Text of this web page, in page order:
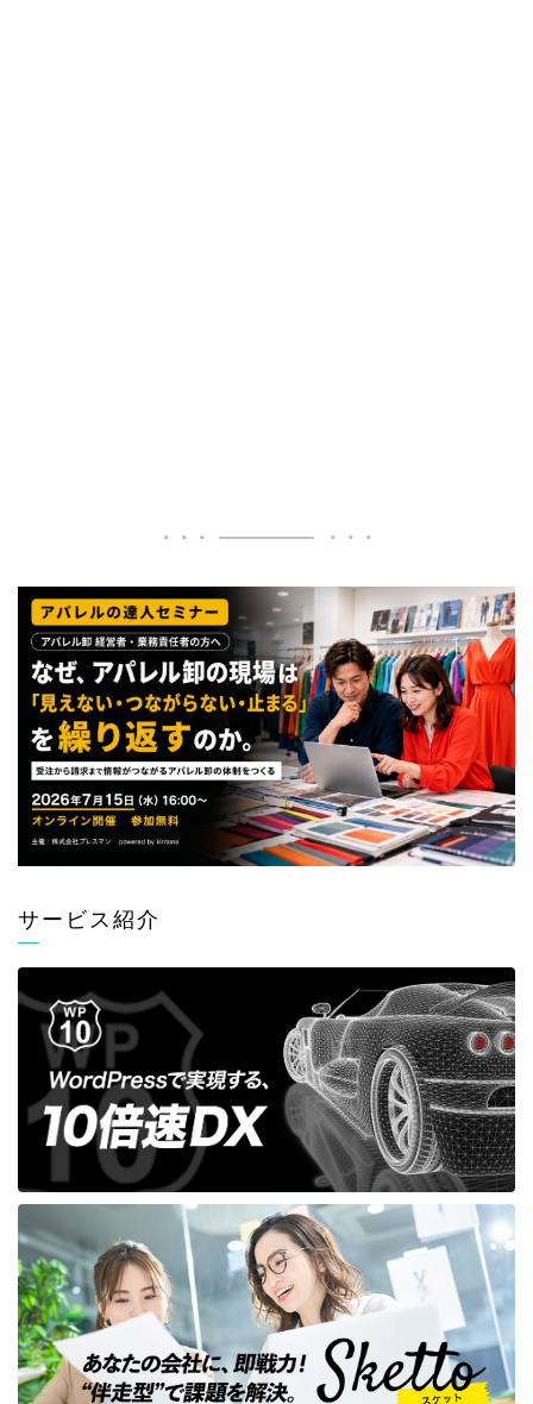
サービス紹介